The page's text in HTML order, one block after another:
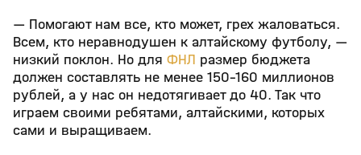
— Помогают нам все, кто может, грех жаловаться.
Всем, кто неравнодушен к алтайскому футболу, —
низкий поклон. Но для ФНЛ размер бюджета
должен составлять не менее 150-160 миллионов
рублей, а у нас он недотягивает до 40. Так что
играем своими ребятами, алтайскими, которых
сами и выращиваем.